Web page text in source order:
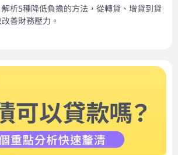
析5種降低負擔的方法，從轉貸、增貸到貸
善財務壓力。